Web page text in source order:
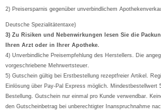
Vertrag widerrufen
Newsletteranmeldung
Formoline
Wick
Eucerin
Basica
2) Preisersparnis gegenüber unverbindlichem
Deutsche Spezialitätentaxe)
3) Zu Risiken und Nebenwirkungen lesen Sie die
Ihren Arzt oder in Ihrer Apotheke.
4) Unverbindliche Preisempfehlung des Herstellers. Die
vorgeschriebene Mehrwertsteuer.
5) Gutschein gültig bei Erstbestellung rezeptfreier Artikel.
Einlösung über Pay-Pal Express möglich. Mindestbestellwert
Bestellung. Gutschein nur einmal pro Kunde verwendbar.
den Gutscheinbetrag bei unberechtigter Inanspruchnahme